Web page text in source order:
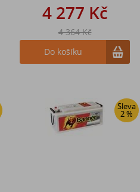
4 277 Kč
4 364 Kč
Do košíku
Sleva
2 %